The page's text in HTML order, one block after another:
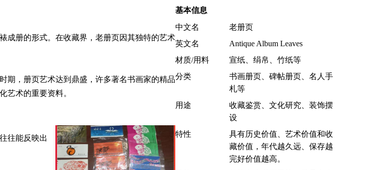
成册的形式。在收藏界，老册页因其独特的艺术
期，册页艺术达到鼎盛，许多著名书画家的精品
艺术的重要资料。
往能反映出
基本信息
中文名
老册页
英文名
Antique Album Leaves
材质/用料
宣纸、绢帛、竹纸等
分类
书画册页、碑帖册页、名人手
札等
用途
收藏鉴赏、文化研究、装饰摆
设
特性
具有历史价值、艺术价值和收
藏价值，年代越久远、保存越
完好价值越高。